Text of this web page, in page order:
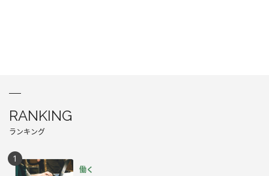
RANKING
ランキング
働く